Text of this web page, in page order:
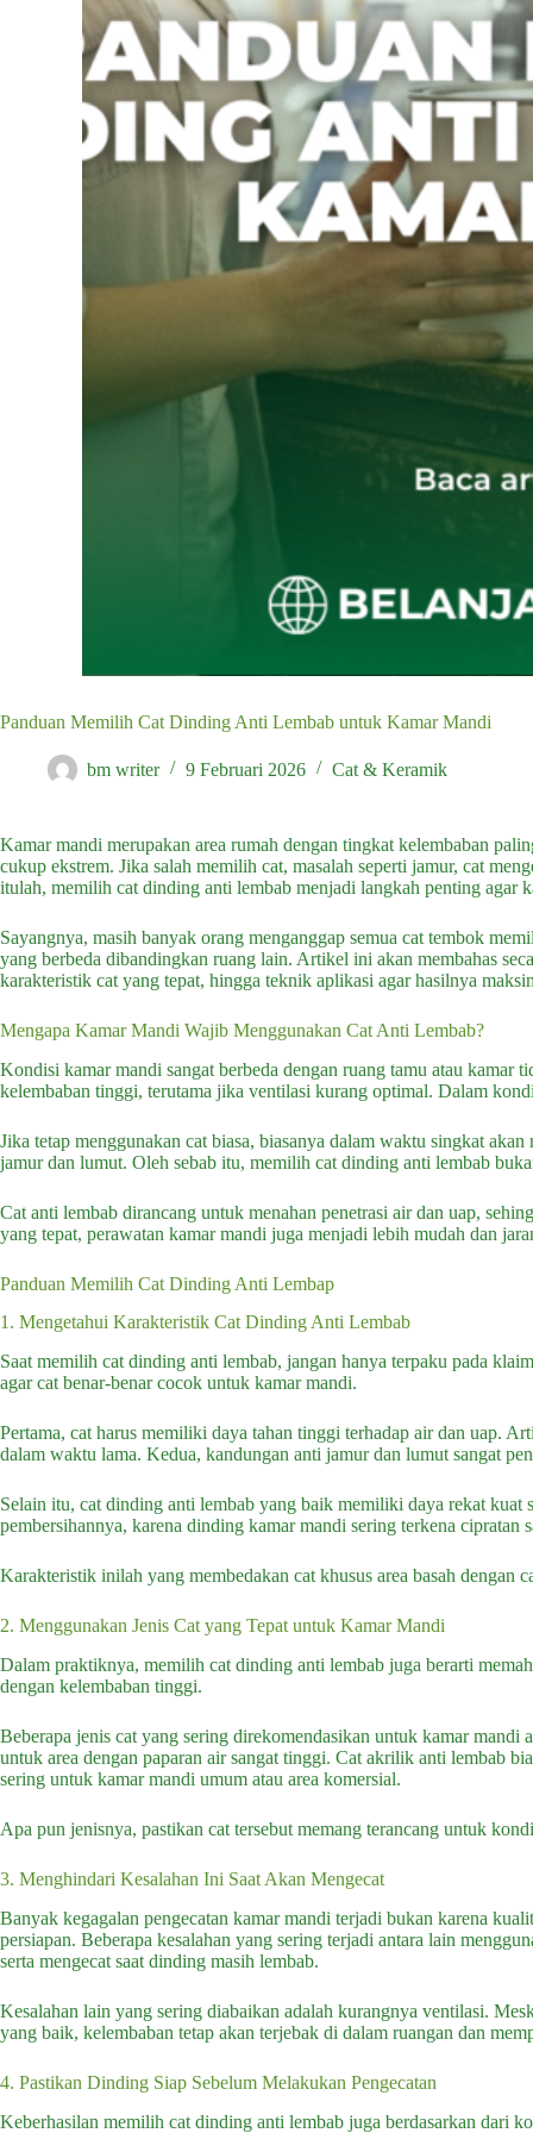
Panduan Memilih Cat Dinding Anti Lembab untuk Kamar Mandi
bm writer 9 Februari 2026 Cat & Keramik
Kamar mandi merupakan area rumah dengan tingkat kelembaban
cukup ekstrem. Jika salah memilih cat, masalah seperti jamur, cat
itulah, memilih cat dinding anti lembab menjadi langkah penting agar
Sayangnya, masih banyak orang menganggap semua cat tembok
yang berbeda dibandingkan ruang lain. Artikel ini akan membahas
karakteristik cat yang tepat, hingga teknik aplikasi agar hasilnya
Mengapa Kamar Mandi Wajib Menggunakan Cat Anti Lembab?
Kondisi kamar mandi sangat berbeda dengan ruang tamu atau kamar
kelembaban tinggi, terutama jika ventilasi kurang optimal. Dalam
Jika tetap menggunakan cat biasa, biasanya dalam waktu singkat
jamur dan lumut. Oleh sebab itu, memilih cat dinding anti lembab
Cat anti lembab dirancang untuk menahan penetrasi air dan uap,
yang tepat, perawatan kamar mandi juga menjadi lebih mudah dan
Panduan Memilih Cat Dinding Anti Lembap
1. Mengetahui Karakteristik Cat Dinding Anti Lembab
Saat memilih cat dinding anti lembab, jangan hanya terpaku pada
agar cat benar-benar cocok untuk kamar mandi.
Pertama, cat harus memiliki daya tahan tinggi terhadap air dan uap.
dalam waktu lama. Kedua, kandungan anti jamur dan lumut sangat
Selain itu, cat dinding anti lembab yang baik memiliki daya rekat kuat
pembersihannya, karena dinding kamar mandi sering terkena cipratan
Karakteristik inilah yang membedakan cat khusus area basah dengan
2. Menggunakan Jenis Cat yang Tepat untuk Kamar Mandi
Dalam praktiknya, memilih cat dinding anti lembab juga berarti
dengan kelembaban tinggi.
Beberapa jenis cat yang sering direkomendasikan untuk kamar
untuk area dengan paparan air sangat tinggi. Cat akrilik anti lembab
sering untuk kamar mandi umum atau area komersial.
Apa pun jenisnya, pastikan cat tersebut memang terancang untuk
3. Menghindari Kesalahan Ini Saat Akan Mengecat
Banyak kegagalan pengecatan kamar mandi terjadi bukan karena
persiapan. Beberapa kesalahan yang sering terjadi antara lain
serta mengecat saat dinding masih lembab.
Kesalahan lain yang sering diabaikan adalah kurangnya ventilasi.
yang baik, kelembaban tetap akan terjebak di dalam ruangan dan
4. Pastikan Dinding Siap Sebelum Melakukan Pengecatan
Keberhasilan memilih cat dinding anti lembab juga berdasarkan dari